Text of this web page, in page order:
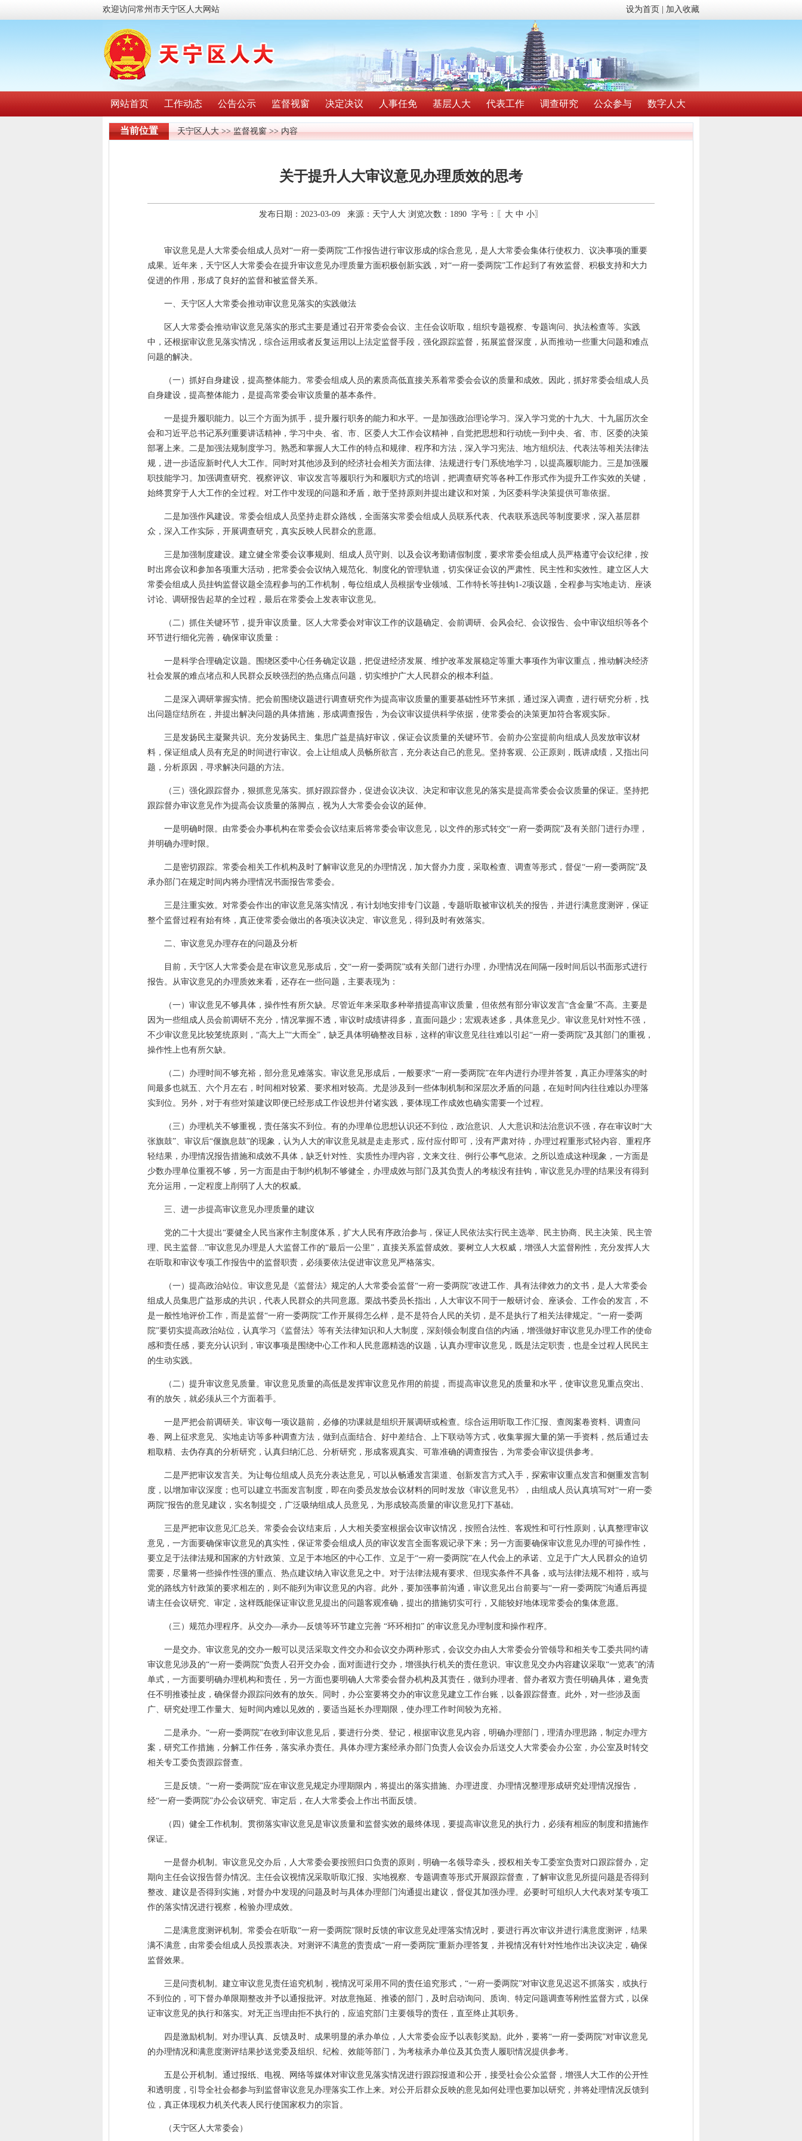
欢迎访问常州市天宁区人大网站 设为首页 加入收藏
网站首页 工作动态 公告公示 监督视窗 决定决议 人事任免 基层人大 代表工作 调查研究 公众参与 数字人大
当前位置 天宁区人大>>监督视窗>> 内容
关于提升人大审议意见办理质效的思考
发布日期：2023-03-09 来源：天宁人大 浏览次数： 1890 字号：〖 大 中 小〗
审议意见是人大常委会组成人员对“一府一委两院”工作报告进行审议形成的综合意见，是人大常委会集体行使权力、议决事项的重要
成果。近年来，天宁区人大常委会在提升审议意见办理质量方面积极创新实践，对“一府一委两院”工作起到了有效监督、积极支持和大力
促进的作用，形成了良好的监督和被监督关系。
一、天宁区人大常委会推动审议意见落实的实践做法
区人大常委会推动审议意见落实的形式主要是通过召开常委会会议、主任会议听取，组织专题视察、专题询问、执法检查等。实践
中，还根据审议意见落实情况，综合运用或者反复运用以上法定监督手段，强化跟踪监督，拓展监督深度，从而推动一些重大问题和难点
问题的解决。
（一）抓好自身建设，提高整体能力。常委会组成人员的素质高低直接关系着常委会会议的质量和成效。因此，抓好常委会组成人员
自身建设，提高整体能力，是提高常委会审议质量的基本条件。
一是提升履职能力。以三个方面为抓手，提升履行职务的能力和水平。一是加强政治理论学习。深入学习党的十九大、十九届历次全
会和习近平总书记系列重要讲话精神，学习中央、省、市、区委人大工作会议精神，自觉把思想和行动统一到中央、省、市、区委的决策
部署上来。二是加强法规制度学习。熟悉和掌握人大工作的特点和规律、程序和方法，深入学习宪法、地方组织法、代表法等相关法律法
规，进一步适应新时代人大工作。同时对其他涉及到的经济社会相关方面法律、法规进行专门系统地学习，以提高履职能力。三是加强履
职技能学习。加强调查研究、视察评议、审议发言等履职行为和履职方式的培训，把调查研究等各种工作形式作为提升工作实效的关键，
始终贯穿于人大工作的全过程。对工作中发现的问题和矛盾，敢于坚持原则并提出建议和对策，为区委科学决策提供可靠依据。
二是加强作风建设。常委会组成人员坚持走群众路线，全面落实常委会组成人员联系代表、代表联系选民等制度要求，深入基层群
众，深入工作实际，开展调查研究，真实反映人民群众的意愿。
三是加强制度建设。建立健全常委会议事规则、组成人员守则、以及会议考勤请假制度，要求常委会组成人员严格遵守会议纪律，按
时出席会议和参加各项重大活动，把常委会会议纳入规范化、制度化的管理轨道，切实保证会议的严肃性、民主性和实效性。建立区人大
常委会组成人员挂钩监督议题全流程参与的工作机制，每位组成人员根据专业领域、工作特长等挂钩1-2项议题，全程参与实地走访、座谈
讨论、调研报告起草的全过程，最后在常委会上发表审议意见。
（二）抓住关键环节，提升审议质量。区人大常委会对审议工作的议题确定、会前调研、会风会纪、会议报告、会中审议组织等各个
环节进行细化完善，确保审议质量：
一是科学合理确定议题。围绕区委中心任务确定议题，把促进经济发展、维护改革发展稳定等重大事项作为审议重点，推动解决经济
社会发展的难点堵点和人民群众反映强烈的热点痛点问题，切实维护广大人民群众的根本利益。
二是深入调研掌握实情。把会前围绕议题进行调查研究作为提高审议质量的重要基础性环节来抓，通过深入调查，进行研究分析，找
出问题症结所在，并提出解决问题的具体措施，形成调查报告，为会议审议提供科学依据，使常委会的决策更加符合客观实际。
三是发扬民主凝聚共识。充分发扬民主、集思广益是搞好审议，保证会议质量的关键环节。会前办公室提前向组成人员发放审议材
料，保证组成人员有充足的时间进行审议。会上让组成人员畅所欲言，充分表达自己的意见。坚持客观、公正原则，既讲成绩，又指出问
题，分析原因，寻求解决问题的方法。
（三）强化跟踪督办，狠抓意见落实。抓好跟踪督办，促进会议决议、决定和审议意见的落实是提高常委会会议质量的保证。坚持把
跟踪督办审议意见作为提高会议质量的落脚点，视为人大常委会会议的延伸。
一是明确时限。由常委会办事机构在常委会会议结束后将常委会审议意见，以文件的形式转交“一府一委两院”及有关部门进行办理，
并明确办理时限。
二是密切跟踪。常委会相关工作机构及时了解审议意见的办理情况，加大督办力度，采取检查、调查等形式，督促“一府一委两院”及
承办部门在规定时间内将办理情况书面报告常委会。
三是注重实效。对常委会作出的审议意见落实情况，有计划地安排专门议题，专题听取被审议机关的报告，并进行满意度测评，保证
整个监督过程有始有终，真正使常委会做出的各项决议决定、审议意见，得到及时有效落实。
二、审议意见办理存在的问题及分析
目前，天宁区人大常委会是在审议意见形成后，交“一府一委两院”或有关部门进行办理，办理情况在间隔一段时间后以书面形式进行
报告。从审议意见的办理质效来看，还存在一些问题，主要表现为：
（一）审议意见不够具体，操作性有所欠缺。尽管近年来采取多种举措提高审议质量，但依然有部分审议发言“含金量”不高。主要是
因为一些组成人员会前调研不充分，情况掌握不透，审议时成绩讲得多，直面问题少；宏观表述多，具体意见少。审议意见针对性不强，
不少审议意见比较笼统原则，“高大上”“大而全”，缺乏具体明确整改目标，这样的审议意见往往难以引起“一府一委两院”及其部门的重视，
操作性上也有所欠缺。
（二）办理时间不够充裕，部分意见难落实。审议意见形成后，一般要求“一府一委两院”在年内进行办理并答复，真正办理落实的时
间最多也就五、六个月左右，时间相对较紧、要求相对较高。尤是涉及到一些体制机制和深层次矛盾的问题，在短时间内往往难以办理落
实到位。另外，对于有些对策建议即便已经形成工作设想并付诸实践，要体现工作成效也确实需要一个过程。
（三）办理机关不够重视，责任落实不到位。有的办理单位思想认识还不到位，政治意识、人大意识和法治意识不强，存在审议时“大
张旗鼓”、审议后“偃旗息鼓”的现象，认为人大的审议意见就是走走形式，应付应付即可，没有严肃对待，办理过程重形式轻内容、重程序
轻结果，办理情况报告措施和成效不具体，缺乏针对性、实质性办理内容，文来文往、例行公事气息浓。之所以造成这种现象，一方面是
少数办理单位重视不够，另一方面是由于制约机制不够健全，办理成效与部门及其负责人的考核没有挂钩，审议意见办理的结果没有得到
充分运用，一定程度上削弱了人大的权威。
三、进一步提高审议意见办理质量的建议
党的二十大提出“要健全人民当家作主制度体系，扩大人民有序政治参与，保证人民依法实行民主选举、民主协商、民主决策、民主管
理、民主监督...”审议意见办理是人大监督工作的“最后一公里”，直接关系监督成效。要树立人大权威，增强人大监督刚性，充分发挥人大
在听取和审议专项工作报告中的监督职责，必须要依法促进审议意见严格落实。
（一）提高政治站位。审议意见是《监督法》规定的人大常委会监督“一府一委两院”改进工作、具有法律效力的文书，是人大常委会
组成人员集思广益形成的共识，代表人民群众的共同意愿。栗战书委员长指出，人大审议不同于一般研讨会、座谈会、工作会的发言，不
是一般性地评价工作，而是监督“一府一委两院”工作开展得怎么样，是不是符合人民的关切，是不是执行了相关法律规定。“一府一委两
院”要切实提高政治站位，认真学习《监督法》等有关法律知识和人大制度，深刻领会制度自信的内涵，增强做好审议意见办理工作的使命
感和责任感，要充分认识到，审议事项是围绕中心工作和人民意愿精选的议题，认真办理审议意见，既是法定职责，也是全过程人民民主
的生动实践。
（二）提升审议意见质量。审议意见质量的高低是发挥审议意见作用的前提，而提高审议意见的质量和水平，使审议意见重点突出、
有的放矢，就必须从三个方面着手。
一是严把会前调研关。审议每一项议题前，必修的功课就是组织开展调研或检查。综合运用听取工作汇报、查阅案卷资料、调查问
卷、网上征求意见、实地走访等多种调查方法，做到点面结合、好中差结合、上下联动等方式，收集掌握大量的第一手资料，然后通过去
粗取精、去伪存真的分析研究，认真归纳汇总、分析研究，形成客观真实、可靠准确的调查报告，为常委会审议提供参考。
二是严把审议发言关。为让每位组成人员充分表达意见，可以从畅通发言渠道、创新发言方式入手，探索审议重点发言和侧重发言制
度，以增加审议深度；也可以建立书面发言制度，即在向委员发放会议材料的同时发放《审议意见书》，由组成人员认真填写对“一府一委
两院”报告的意见建议，实名制提交，广泛吸纳组成人员意见，为形成较高质量的审议意见打下基础。
三是严把审议意见汇总关。常委会会议结束后，人大相关委室根据会议审议情况，按照合法性、客观性和可行性原则，认真整理审议
意见，一方面要确保审议意见的真实性，保证常委会组成人员的审议发言全面客观记录下来；另一方面要确保审议意见办理的可操作性，
要立足于法律法规和国家的方针政策、立足于本地区的中心工作、立足于“一府一委两院”在人代会上的承诺、立足于广大人民群众的迫切
需要，尽量将一些操作性强的重点、热点建议纳入审议意见之中。对于法律法规有要求、但现实条件不具备，或与法律法规不相符，或与
党的路线方针政策的要求相左的，则不能列为审议意见的内容。此外，要加强事前沟通，审议意见出台前要与“一府一委两院”沟通后再提
请主任会议研究、审定，这样既能保证审议意见提出的问题客观准确，提出的措施切实可行，又能较好地体现常委会的集体意愿。
（三）规范办理程序。从交办—承办—反馈等环节建立完善 “环环相扣” 的审议意见办理制度和操作程序。
一是交办。审议意见的交办一般可以灵活采取文件交办和会议交办两种形式，会议交办由人大常委会分管领导和相关专工委共同约请
审议意见涉及的“一府一委两院”负责人召开交办会，面对面进行交办，增强执行机关的责任意识。审议意见交办内容建议采取“一览表”的清
单式，一方面要明确办理机构和责任，另一方面也要明确人大常委会督办机构及其责任，做到办理者、督办者双方责任明确具体，避免责
任不明推诿扯皮，确保督办跟踪问效有的放矢。同时，办公室要将交办的审议意见建立工作台账，以备跟踪督查。此外，对一些涉及面
广、研究处理工作量大、短时间内难以见效的，要适当延长办理期限，使办理工作时间较为充裕。
二是承办。“一府一委两院”在收到审议意见后，要进行分类、登记，根据审议意见内容，明确办理部门，理清办理思路，制定办理方
案，研究工作措施，分解工作任务，落实承办责任。具体办理方案经承办部门负责人会议会办后送交人大常委会办公室，办公室及时转交
相关专工委负责跟踪督查。
三是反馈。“一府一委两院”应在审议意见规定办理期限内，将提出的落实措施、办理进度、办理情况整理形成研究处理情况报告，
经“一府一委两院”办公会议研究、审定后，在人大常委会上作出书面反馈。
（四）健全工作机制。贯彻落实审议意见是审议质量和监督实效的最终体现，要提高审议意见的执行力，必须有相应的制度和措施作
保证。
一是督办机制。审议意见交办后，人大常委会要按照归口负责的原则，明确一名领导牵头，授权相关专工委室负责对口跟踪督办，定
期向主任会议报告督办情况。主任会议视情况采取听取汇报、实地视察、专题调查等形式开展跟踪督查，了解审议意见所提问题是否得到
整改、建议是否得到实施，对督办中发现的问题及时与具体办理部门沟通提出建议，督促其加强办理。必要时可组织人大代表对某专项工
作的落实情况进行视察，检验办理成效。
二是满意度测评机制。常委会在听取“一府一委两院”限时反馈的审议意见处理落实情况时，要进行再次审议并进行满意度测评，结果
满不满意，由常委会组成人员投票表决。对测评不满意的责责成“一府一委两院”重新办理答复，并视情况有针对性地作出决议决定，确保
监督效果。
三是问责机制。建立审议意见责任追究机制，视情况可采用不同的责任追究形式，“一府一委两院”对审议意见迟迟不抓落实，或执行
不到位的，可下督办单限期整改并予以通报批评。对故意拖延、推诿的部门，及时启动询问、质询、特定问题调查等刚性监督方式，以保
证审议意见的执行和落实。对无正当理由拒不执行的，应追究部门主要领导的责任，直至终止其职务。
四是激励机制。对办理认真、反馈及时、成果明显的承办单位，人大常委会应予以表彰奖励。此外，要将“一府一委两院”对审议意见
的办理情况和满意度测评结果抄送党委及组织、纪检、效能等部门，为考核承办单位及其负责人履职情况提供参考。
五是公开机制。通过报纸、电视、网络等媒体对审议意见落实情况进行跟踪报道和公开，接受社会公众监督，增强人大工作的公开性
和透明度，引导全社会都参与到监督审议意见办理落实工作上来。对公开后群众反映的意见如何处理也要加以研究，并将处理情况反馈到
位，真正体现权力机关代表人民行使国家权力的宗旨。
（天宁区人大常委会）